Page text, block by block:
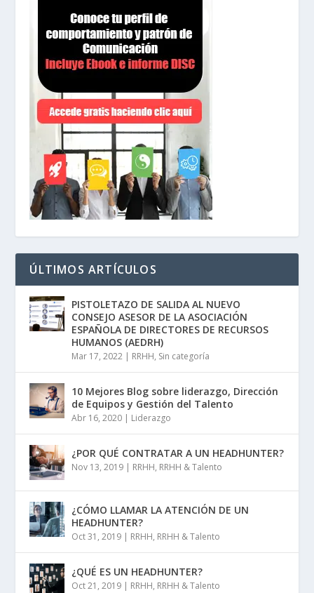
ÚLTIMOS ARTÍCULOS
PISTOLETAZO DE SALIDA AL NUEVO
CONSEJO ASESOR DE LA ASOCIACIÓN
ESPAÑOLA DE DIRECTORES DE RECURSOS
HUMANOS (AEDRH)
Mar 17, 2022 | RRHH, Sin categoría
10 Mejores Blog sobre liderazgo, Dirección
de Equipos y Gestión del Talento
Abr 16, 2020 | Liderazgo
¿POR QUÉ CONTRATAR A UN HEADHUNTER?
Nov 13, 2019 | RRHH, RRHH & Talento
¿CÓMO LLAMAR LA ATENCIÓN DE UN
HEADHUNTER?
Oct 31, 2019 | RRHH, RRHH & Talento
¿QUÉ ES UN HEADHUNTER?
Oct 21, 2019 | RRHH, RRHH & Talento